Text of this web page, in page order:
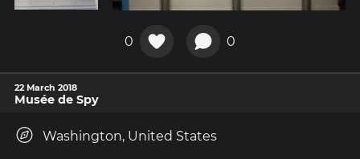
0 0
22 March 2018
Musée de Spy
Washington, United States